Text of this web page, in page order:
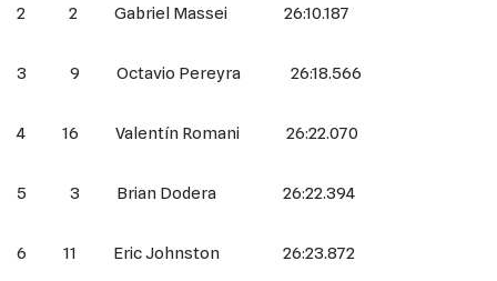
2 2 Gabriel Massei 26:10.187
3 9 Octavio Pereyra 26:18.566
4 16 Valentín Romani 26:22.070
5 3 Brian Dodera 26:22.394
6 11 Eric Johnston 26:23.872